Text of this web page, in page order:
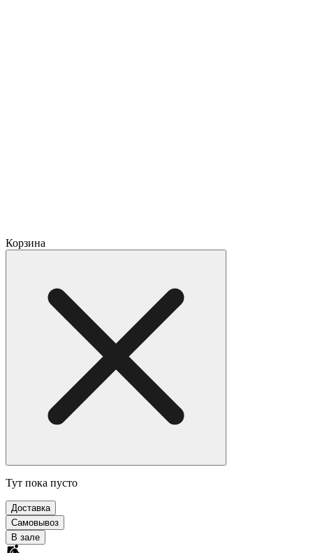
Корзина
Тут пока пусто
Доставка
Самовывоз
В зале